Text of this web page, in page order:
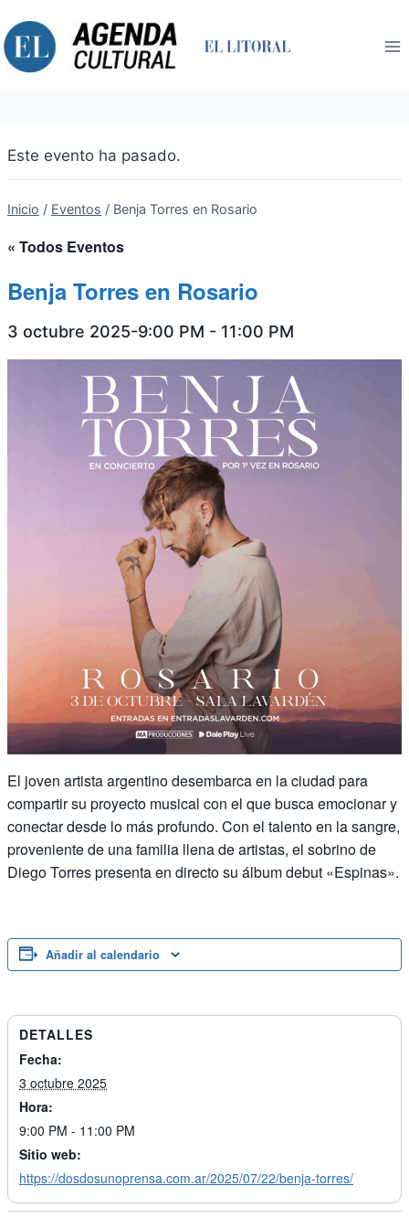
al
contenido
Este evento ha pasado.
Inicio / Eventos / Benja Torres en Rosario
« Todos Eventos
Benja Torres en Rosario
3 octubre 2025-9:00 PM - 11:00 PM
El joven artista argentino desembarca en la ciudad para
compartir su proyecto musical con el que busca emocionar y
conectar desde lo más profundo. Con el talento en la sangre,
proveniente de una familia llena de artistas, el sobrino de
Diego Torres presenta en directo su álbum debut «Espinas».
Añadir al calendario
DETALLES
Fecha:
3 octubre 2025
Hora:
9:00 PM - 11:00 PM
Sitio web:
https://dosdosunoprensa.com.ar/2025/07/22/benja-torres/